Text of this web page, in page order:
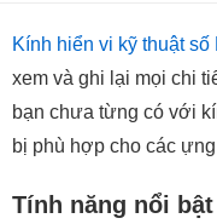
Kính hiển vi kỹ thuật
xem và ghi lại mọi chi
bạn chưa từng có với
bị phù hợp cho các
Tính năng nổi